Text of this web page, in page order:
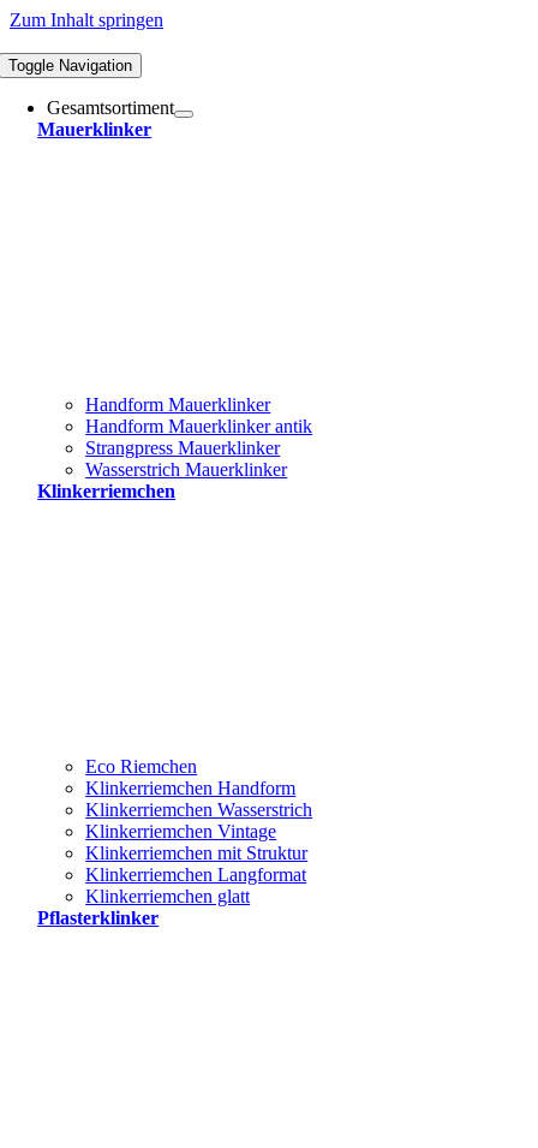
Zum Inhalt springen
Toggle Navigation
Gesamtsortiment
Mauerklinker
Handform Mauerklinker
Handform Mauerklinker antik
Strangpress Mauerklinker
Wasserstrich Mauerklinker
Klinkerriemchen
Eco Riemchen
Klinkerriemchen Handform
Klinkerriemchen Wasserstrich
Klinkerriemchen Vintage
Klinkerriemchen mit Struktur
Klinkerriemchen Langformat
Klinkerriemchen glatt
Pflasterklinker